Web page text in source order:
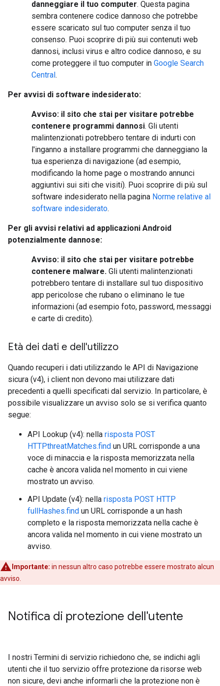
danneggiare il tuo computer. Questa pagina
sembra contenere codice dannoso che potrebbe
essere scaricato sul tuo computer senza il tuo
consenso. Puoi scoprire di più sui contenuti web
dannosi, inclusi virus e altro codice dannoso, e su
come proteggere il tuo computer in Google Search
Central.
Per avvisi di software indesiderato:
Avviso: il sito che stai per visitare potrebbe
contenere programmi dannosi. Gli utenti
malintenzionati potrebbero tentare di indurti con
l'inganno a installare programmi che danneggiano la
tua esperienza di navigazione (ad esempio,
modificando la home page o mostrando annunci
aggiuntivi sui siti che visiti). Puoi scoprire di più sul
software indesiderato nella pagina Norme relative al
software indesiderato.
Per gli avvisi relativi ad applicazioni Android
potenzialmente dannose:
Avviso: il sito che stai per visitare potrebbe
contenere malware. Gli utenti malintenzionati
potrebbero tentare di installare sul tuo dispositivo
app pericolose che rubano o eliminano le tue
informazioni (ad esempio foto, password, messaggi
e carte di credito).
Età dei dati e dell'utilizzo
Quando recuperi i dati utilizzando le API di Navigazione
sicura (v4), i client non devono mai utilizzare dati
precedenti a quelli specificati dal servizio. In particolare, è
possibile visualizzare un avviso solo se si verifica quanto
segue:
API Lookup (v4): nella risposta POST
HTTPthreatMatches.find un URL corrisponde a una
voce di minaccia e la risposta memorizzata nella
cache è ancora valida nel momento in cui viene
mostrato un avviso.
API Update (v4): nella risposta POST HTTP
fullHashes.find un URL corrisponde a un hash
completo e la risposta memorizzata nella cache è
ancora valida nel momento in cui viene mostrato un
avviso.
Importante: in nessun altro caso potrebbe essere mostrato alcun
avviso.
Notifica di protezione dell'utente
I nostri Termini di servizio richiedono che, se indichi agli
utenti che il tuo servizio offre protezione da risorse web
non sicure, devi anche informarli che la protezione non è